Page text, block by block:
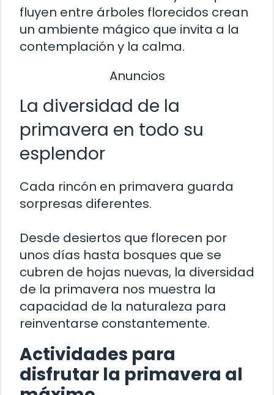
fluyen entre árboles florecidos crean
un ambiente mágico que invita a la
contemplación y la calma.
Anuncios
La diversidad de la
primavera en todo su
esplendor
Cada rincón en primavera guarda
sorpresas diferentes.
Desde desiertos que florecen por
unos días hasta bosques que se
cubren de hojas nuevas, la diversidad
de la primavera nos muestra la
capacidad de la naturaleza para
reinventarse constantemente.
Actividades para
disfrutar la primavera al